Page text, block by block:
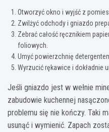
Otworzyć okno i wyjść z
Zwilżyć odchody i gniazdo
Zebrać całość ręcznikiem
foliowych.
Umyć powierzchnię
Wyrzucić rękawice i dokładnie
Jeśli gniazdo jest w wełnie
zabudowie kuchennej
problemu się nie kończy. Taki
usunąć i wymienić. Zapach